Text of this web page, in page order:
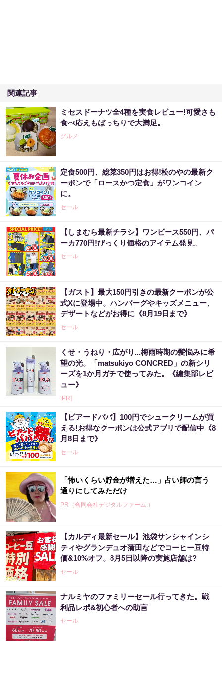
関連記事
ミセスドーナツ全4種を実食レビュー!可愛さも
食べ応えもばっちりで大満足。
グルメ
定食500円、総菜350円はお得!松のやの最新ク
ーポンで「ロースかつ定食」がワンコイン
に。
セール
【しまむら最新チラシ】ワンピース550円、パ
ーカ770円!びっくり価格のアイテム発見。
セール
【ガスト】最大150円引きの最新クーポンが公
式Xに登場中。ハンバーグやキッズメニュー、
デザートなどがお得に《8月19日まで》
セール
くせ・うねり・広がり...梅雨時期の髪悩みに希
望の光。「matsukiyo CONCRED」の新シリ
ーズを1か月ガチで使ってみた。《編集部レビ
ュー》
[PR]
【ビアードパパ】100円でシュークリームが買
える!お得なクーポンは公式アプリで配信中《8
月8日まで》
セール
「怖いくらい貯金が増えた…」占い師の言う
通りにしてみただけ
PR（合同会社デジタルファーム ）
【カルディ最新セール】池袋サンシャインシ
ティやグランデュオ蒲田などでコーヒー豆特
価&10%オフ。8月5日以降の実施店舗は?
セール
ナルミヤのファミリーセール行ってきた。戦
利品レポ&初心者への助言
セール